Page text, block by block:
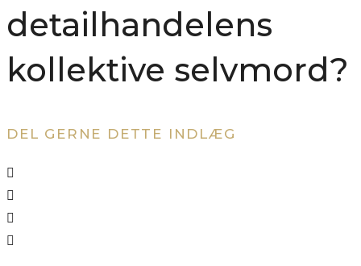
detailhandelens
kollektive selvmord?
DEL GERNE DETTE INDLÆG